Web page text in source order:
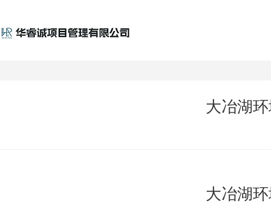
大冶湖
大冶湖